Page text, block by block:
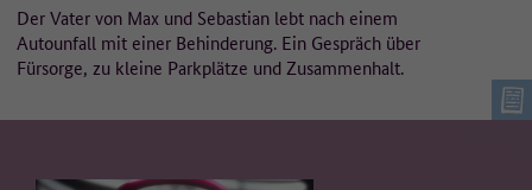
Der Vater von Max und Sebastian lebt nach einem
Autounfall mit einer Behinderung. Ein Gespräch über
Fürsorge, zu kleine Parkplätze und Zusammenhalt.